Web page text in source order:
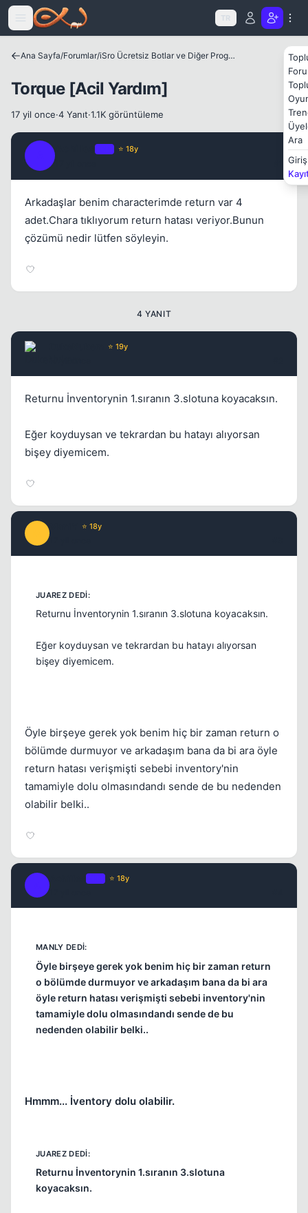
Icerige atla
TR
Ara
Giriş
Ana Sayfa/Forumlar/ iSro Ücretsiz Botlar ve Diğer Programlar
Torque [Acil Yardım]
17 yil once·4 Yanıt·1.1K görüntüleme
⭐ 18y
Arkadaşlar benim characterimde return var 4
adet.Chara tıklıyorum return hatası veriyor.Bunun
çözümü nedir lütfen söyleyin.
4 YANIT
⭐ 19y
Returnu İnventorynin 1.sıranın 3.slotuna koyacaksın.
Eğer koyduysan ve tekrardan bu hatayı alıyorsan
bişey diyemicem.
⭐ 18y
Returnu İnventorynin 1.sıranın 3.slotuna koyacaksın.
Eğer koyduysan ve tekrardan bu hatayı alıyorsan
bişey diyemicem.
Öyle birşeye gerek yok benim hiç bir zaman return o
bölümde durmuyor ve arkadaşım bana da bi ara öyle
return hatası verişmişti sebebi inventory'nin
tamamiyle dolu olmasındandı sende de bu nedenden
olabilir belki..
⭐ 18y
Öyle birşeye gerek yok benim hiç bir zaman return
o bölümde durmuyor ve arkadaşım bana da bi ara
öyle return hatası verişmişti sebebi inventory'nin
tamamiyle dolu olmasındandı sende de bu
nedenden olabilir belki..
Hmmm... İventory dolu olabilir.
Returnu İnventorynin 1.sıranın 3.slotuna
koyacaksın.